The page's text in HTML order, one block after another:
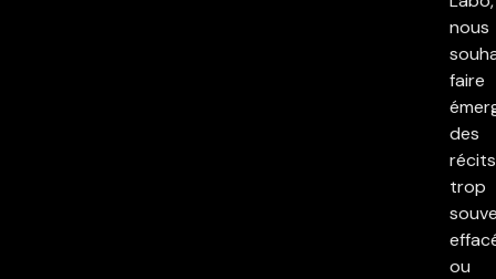
nous
faire
des
récits
trop
ou